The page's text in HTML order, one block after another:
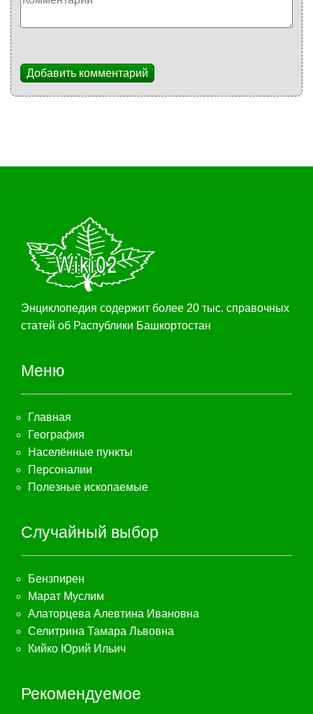
Добавить комментарий
Энциклопедия содержит более 20 тыс. справочных
статей об Распублики Башкортостан
Меню
Главная
География
Населённые пункты
Персоналии
Полезные ископаемые
Случайный выбор
Бензпирен
Марат Муслим
Алаторцева Алевтина Ивановна
Селитрина Тамара Львовна
Кийко Юрий Ильич
Рекомендуемое